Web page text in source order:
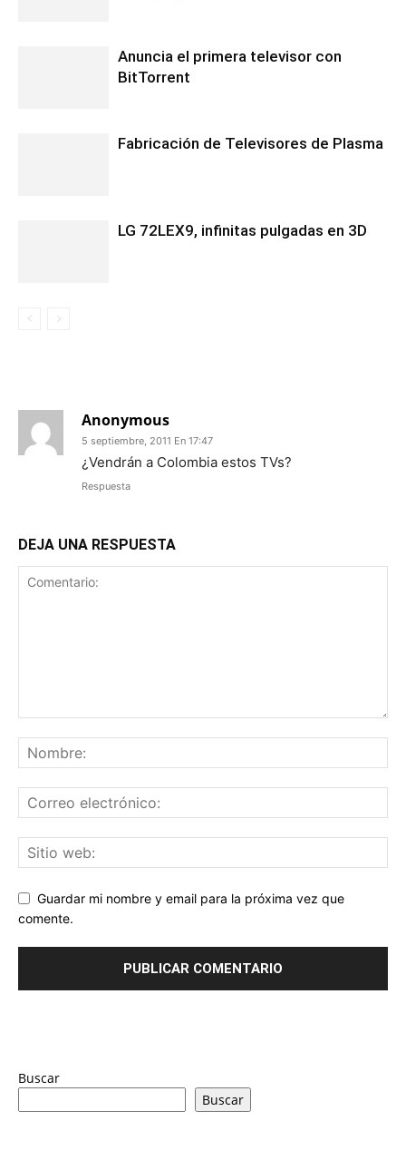
Anuncia el primera televisor con
BitTorrent
Fabricación de Televisores de Plasma
LG 72LEX9, infinitas pulgadas en 3D
Anonymous
5 septiembre, 2011 En 17:47
¿Vendrán a Colombia estos TVs?
Respuesta
DEJA UNA RESPUESTA
Guardar mi nombre y email para la próxima vez que
comente.
Buscar
Buscar